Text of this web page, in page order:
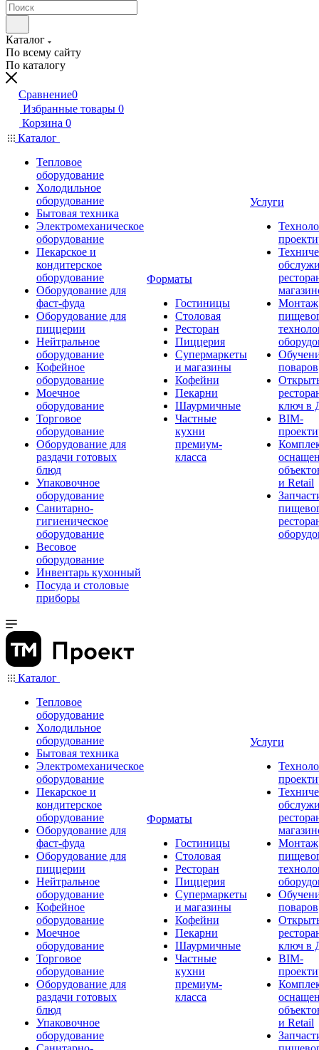
Каталог
По всему сайту
По каталогу
Сравнение0
Избранные товары 0
Корзина 0
Каталог
Тепловое
оборудование
Холодильное
оборудование
Бытовая техника
Электромеханическое
оборудование
Пекарское и
кондитерское
оборудование
Оборудование для
фаст-фуда
Оборудование для
пиццерии
Нейтральное
оборудование
Кофейное
оборудование
Моечное
оборудование
Торговое
оборудование
Оборудование для
раздачи готовых
блюд
Упаковочное
оборудование
Санитарно-
гигиеническое
оборудование
Весовое
оборудование
Инвентарь кухонный
Посуда и столовые
приборы
Форматы
Гостиницы
Столовая
Ресторан
Пиццерия
Супермаркеты
и магазины
Кофейни
Пекарни
Шаурмичные
Частные
кухни
премиум-
класса
Услуги
Монтаж
поваров
ключ в
BIM-
и Retail
Каталог
Тепловое
оборудование
Холодильное
оборудование
Бытовая техника
Электромеханическое
оборудование
Пекарское и
кондитерское
оборудование
Оборудование для
фаст-фуда
Оборудование для
пиццерии
Нейтральное
оборудование
Кофейное
оборудование
Моечное
оборудование
Торговое
оборудование
Оборудование для
раздачи готовых
блюд
Упаковочное
оборудование
Форматы
Гостиницы
Столовая
Ресторан
Пиццерия
Супермаркеты
и магазины
Кофейни
Пекарни
Шаурмичные
Частные
кухни
премиум-
класса
Услуги
Монтаж
поваров
ключ в
BIM-
и Retail